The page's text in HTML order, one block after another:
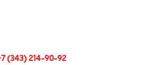
(343) 214-90-92